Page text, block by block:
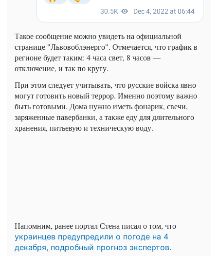
Такое сообщение можно увидеть на официальной
странице "Львовоблэнерго". Отмечается, что график в
регионе будет таким: 4 часа свет, 8 часов —
отключение, и так по кругу.
При этом следует учитывать, что русские войска явно
могут готовить новый террор. Именно поэтому важно
быть готовыми. Дома нужно иметь фонарик, свечи,
заряженные павербанки, а также еду для длительного
хранения, питьевую и техническую воду.
Напомним, ранее портал Стена писал о том, что
украинцев предупредили о погоде на 4
декабря, подробный прогноз экспертов.